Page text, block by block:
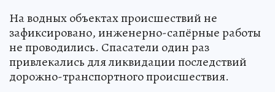
На водных объектах происшествий не
зафиксировано, инженерно-сапёрные работы
не проводились. Спасатели один раз
привлекались для ликвидации последствий
дорожно-транспортного происшествия.